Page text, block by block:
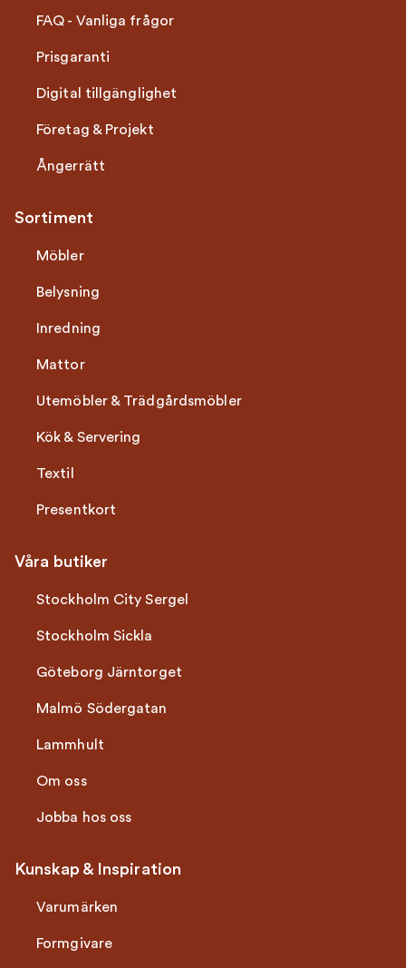
FAQ - Vanliga frågor
Prisgaranti
Digital tillgänglighet
Företag & Projekt
Ångerrätt
Sortiment
Möbler
Belysning
Inredning
Mattor
Utemöbler & Trädgårdsmöbler
Kök & Servering
Textil
Presentkort
Våra butiker
Stockholm City Sergel
Stockholm Sickla
Göteborg Järntorget
Malmö Södergatan
Lammhult
Om oss
Jobba hos oss
Kunskap & Inspiration
Varumärken
Formgivare